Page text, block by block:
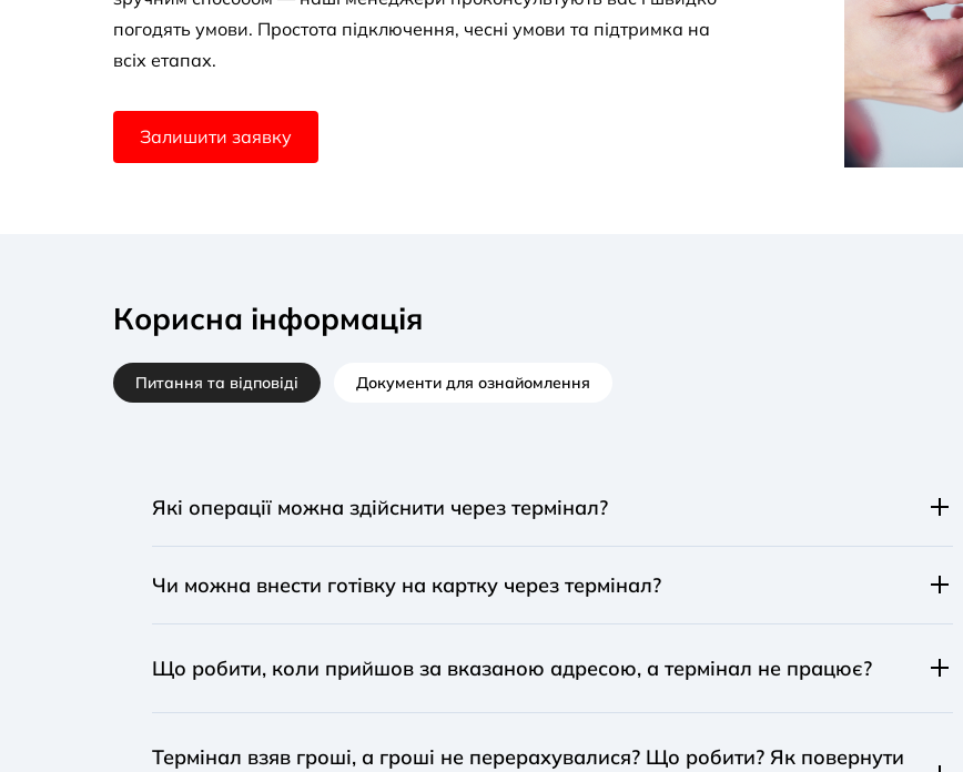
погодять умови. Простота підключення, чесні умови та підтримка на
всіх етапах.
Залишити заявку
Корисна інформація
Питання та відповіді Документи для ознайомлення
Які операції можна здійснити через термінал?
картки, оплата інтернету, ТВ та інших сервісів.
Чи можна внести готівку на картку через термінал?
банків можливе за встановленим тарифом
Що робити, коли прийшов за вказаною адресою, а термінал не працює?
Ваш зворотній зв`язок робить нас кращими.
Термінал взяв гроші, а гроші не перерахувалися? Що робити? Як повернути